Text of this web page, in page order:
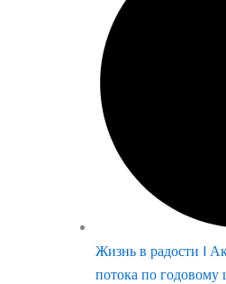
Жизнь в радости |
потока по